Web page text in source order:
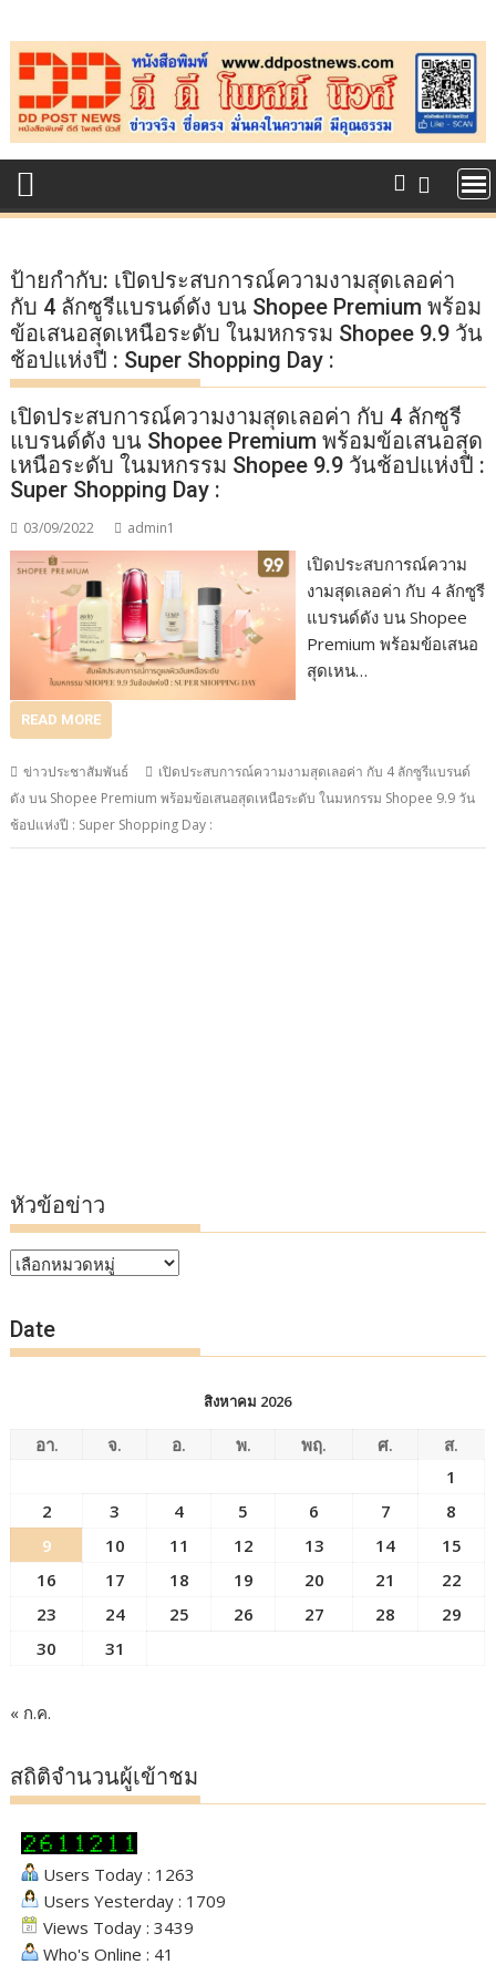
to
content
ป้ายกำกับ: เปิดประสบการณ์ความงามสุดเลอค่า
กับ 4 ลักซูรีแบรนด์ดัง บน Shopee Premium พร้อม
ข้อเสนอสุดเหนือระดับ ในมหกรรม Shopee 9.9 วัน
ช้อปแห่งปี : Super Shopping Day :
เปิดประสบการณ์ความงามสุดเลอค่า กับ 4 ลักซูรี
แบรนด์ดัง บน Shopee Premium พร้อมข้อเสนอสุด
เหนือระดับ ในมหกรรม Shopee 9.9 วันช้อปแห่งปี :
Super Shopping Day :
03/09/2022 admin1
เปิดประสบการณ์ความ
งามสุดเลอค่า กับ 4 ลักซูรี
แบรนด์ดัง บน Shopee
Premium พร้อมข้อเสนอ
สุดเหน…
READ MORE
ข่าวประชาสัมพันธ์
เปิดประสบการณ์ความงามสุดเลอค่า กับ 4 ลักซูรีแบรนด์
ดัง บน Shopee Premium พร้อมข้อเสนอสุดเหนือระดับ ในมหกรรม Shopee 9.9 วัน
ช้อปแห่งปี : Super Shopping Day :
หัวข้อข่าว
หัวข้อ
Date
สิงหาคม 2026
อา. จ. อ. พ. พฤ. ศ.
ส.
1
2
3 4 5 6 7
8
9
10 11 12 13 14
15
16
17 18 19 20 21
22
23
24 25 26 27 28
29
30
31
« ก.ค.
สถิติจำนวนผู้เข้าชม
Users Today : 1263
Users Yesterday : 1709
Views Today : 3439
Who's Online : 41